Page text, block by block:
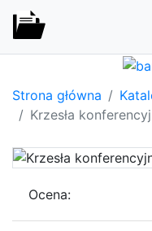
Strona główna
Krzesła
Ocena: